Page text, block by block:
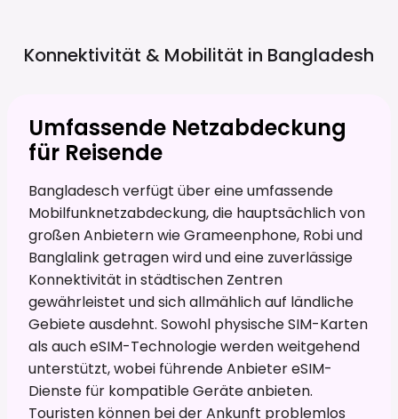
Konnektivität & Mobilität in Bangladesh
Umfassende Netzabdeckung
für Reisende
Bangladesch verfügt über eine umfassende
Mobilfunknetzabdeckung, die hauptsächlich von
großen Anbietern wie Grameenphone, Robi und
Banglalink getragen wird und eine zuverlässige
Konnektivität in städtischen Zentren
gewährleistet und sich allmählich auf ländliche
Gebiete ausdehnt. Sowohl physische SIM-Karten
als auch eSIM-Technologie werden weitgehend
unterstützt, wobei führende Anbieter eSIM-
Dienste für kompatible Geräte anbieten.
Touristen können bei der Ankunft problemlos